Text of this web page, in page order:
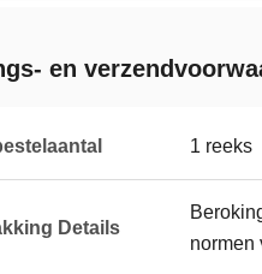
en
1 reeks
Details
normen